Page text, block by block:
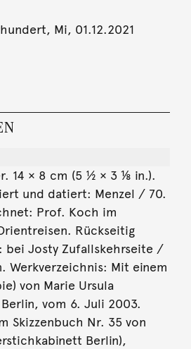
Mi, 01.12.2021
14 × 8 cm (5 ½ × 3 ⅛ in.).
und datiert: Menzel / 70.
Prof. Koch im
Rückseitig
bei Josty Zufallskehrseite /
Werkverzeichnis: Mit einem
von Marie Ursula
vom 6. Juli 2003.
Skizzenbuch Nr. 35 von
Berlin),